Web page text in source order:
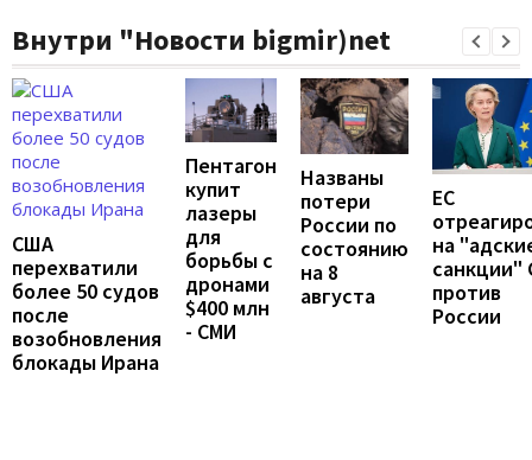
Внутри "Новости bigmir)net
США
перехватили
более 50 судов
после
возобновления
блокады Ирана
Пентагон
купит
лазеры
для
борьбы с
дронами
$400 млн
- СМИ
Названы
потери
России по
состоянию
на 8
августа
ЕС
на
санкции"
против
России